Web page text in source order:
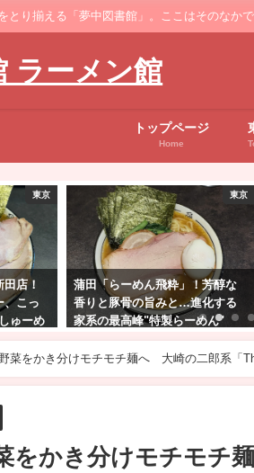
とり揃える「夢中図書館」。ここはそのなか
ラーメン館
トップページ
Home
東京
醇な
化する
ん"
東京
蓮沼「中華そば梟」！嚙むほど
に肉の旨み広がるガツン系醤油
ラーメン"ホルモンそば"
野菜をかき分けモチモチ麺へ 大崎の二郎系「
をかき分けモチモチ